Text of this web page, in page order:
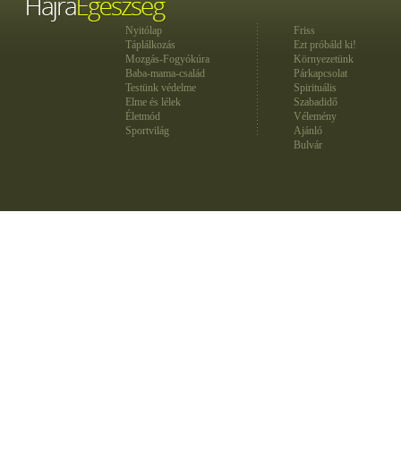
Nyitólap
Táplálkozás
Mozgás-Fogyókúra
Baba-mama-család
Testünk védelme
Elme és lélek
Életmód
Sportvilág
Friss
Ezt próbáld ki!
Környezetünk
Párkapcsolat
Spirituális
Szabadidő
Vélemény
Ajánló
Bulvár